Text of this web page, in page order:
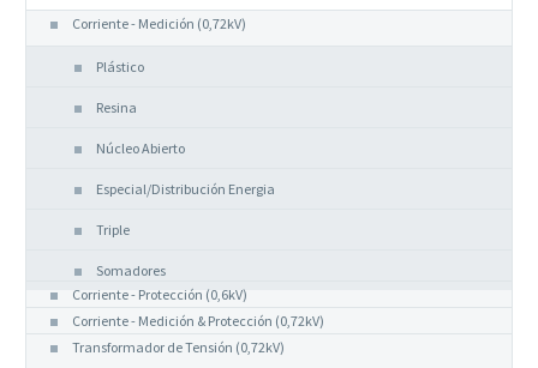
Corriente - Medición (0,72kV)
Plástico
Resina
Núcleo Abierto
Especial/Distribución Energia
Triple
Somadores
Corriente - Protección (0,6kV)
Corriente - Medición & Protección (0,72kV)
Transformador de Tensión (0,72kV)